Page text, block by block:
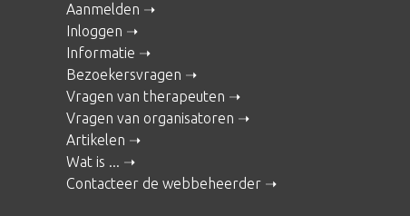
Aanmelden
Inloggen
Informatie
Bezoekersvragen
Vragen van therapeuten
Vragen van organisatoren
Artikelen
Wat is ...
Contacteer de webbeheerder